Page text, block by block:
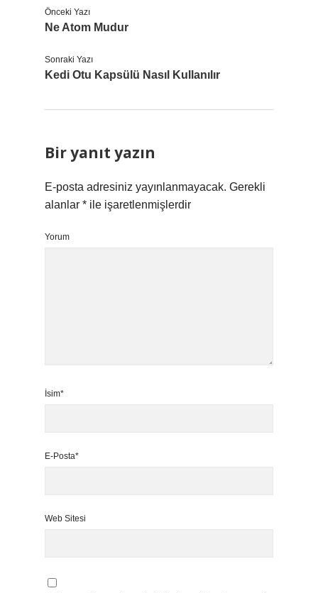
Önceki Yazı
Ne Atom Mudur
Sonraki Yazı
Kedi Otu Kapsülü Nasıl Kullanılır
Bir yanıt yazın
E-posta adresiniz yayınlanmayacak. Gerekli
alanlar * ile işaretlenmişlerdir
Yorum
İsim*
E-Posta*
Web Sitesi